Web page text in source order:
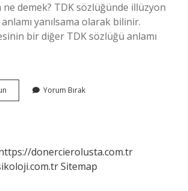
demek? TDK sözlüğünde illüzyon
yanılsama olarak bilinir.
bir diğer TDK sözlüğü anlamı
İLlüzyon
Ne
Yorum Bırak
donercierolusta.com.tr
Sitemap